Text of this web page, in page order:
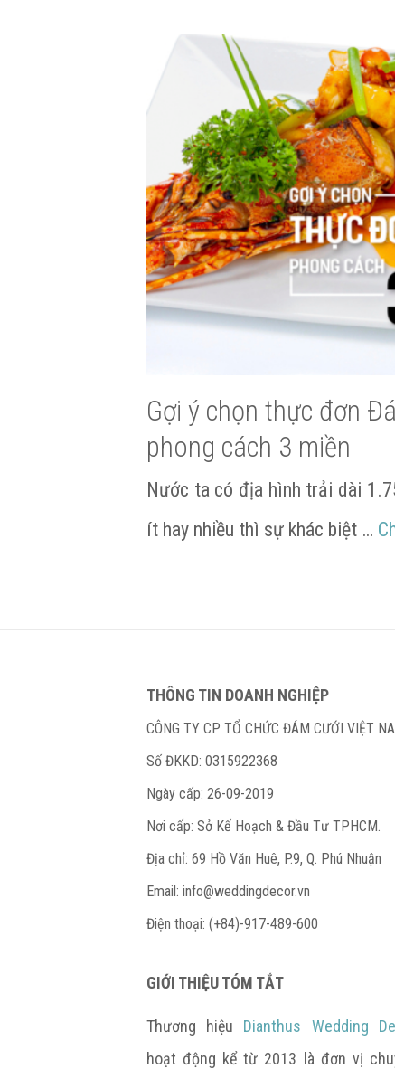
Gợi ý chọn thực đơn
phong cách 3 miền
Nước ta có địa hình trải dài
ít hay nhiều thì sự khác biệt …
THÔNG TIN DOANH NGHIỆP
CÔNG TY CP TỔ CHỨC ĐÁM CƯỚI VIỆT
Số ĐKKD: 0315922368
Ngày cấp: 26-09-2019
Nơi cấp: Sở Kế Hoạch & Đầu Tư TPHCM.
Địa chỉ: 69 Hồ Văn Huê, P.9, Q. Phú Nhuận
Email: info@weddingdecor.vn
Điện thoại: (+84)-917-489-600
GIỚI THIỆU TÓM TẮT
Thương hiệu Dianthus Wedding
hoạt động kể từ 2013 là đơn vị